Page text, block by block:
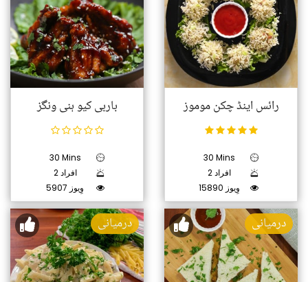
باربی کیو ہنی ونگز
30 Mins
2 افراد
5907 وِیوز
رائس اینڈ چکن موموز
30 Mins
2 افراد
15890 وِیوز
درمیانی درمیانی